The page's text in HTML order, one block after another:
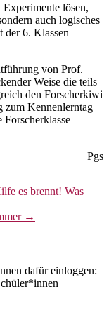
lösen,
auch logisches
der 6. Klassen
von Prof.
Weise die teils
den Forscherkiwi
zum Kennenlerntag
Forscherklasse
Pgs
es brennt! Was
→
dafür einloggen: